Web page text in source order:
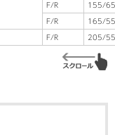
F/R 155/
F/R 165/
F/R 205/